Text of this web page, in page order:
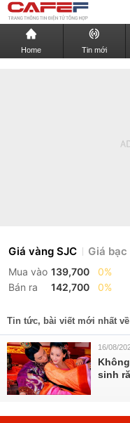
Home Tin mới
Giá vàng SJC Giá bạc
Mua vào 139,700
0%
Bán ra
142,700 0%
Tin tức, bài viết mới nhất về
16/08/
sinh